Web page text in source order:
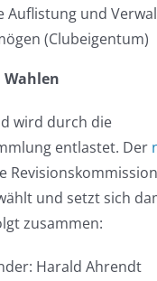
Auflistung und
(Clubeigentum)
wird durch die
entlastet. Der
und setzt sich
zusammen:
Harald Ahrendt